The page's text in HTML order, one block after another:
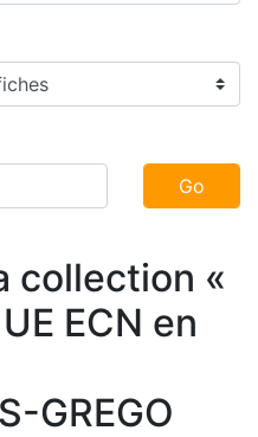
Go
collection «
ECN en
GREGO